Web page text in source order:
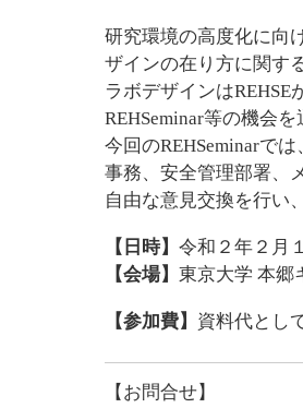
研究環境の高度化に向
ザインの在り方に関す
ラボデザインは
REHSeminar等の機会を
今回のREHSeminarで
事務、安全管理部署、
自由な意見交換を行い
【日時】 令和 ２年２月
【会場】 東京大学 本
【参加費】 資料代とし
【お問合せ】